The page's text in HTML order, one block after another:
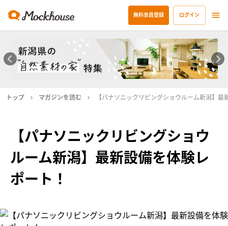
無料会員登録 ログイン
トップ マガジンを読む 【パナソニックリビングショウルーム新潟】最
【パナソニックリビングショウ
ルーム新潟】最新設備を体験レ
ポート！